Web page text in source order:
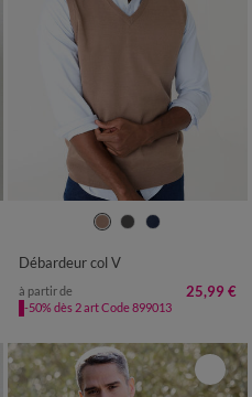
XL XXL 3XL
Débardeur col V
à partir de 25,99 €
-50% dès 2 art Code 899013